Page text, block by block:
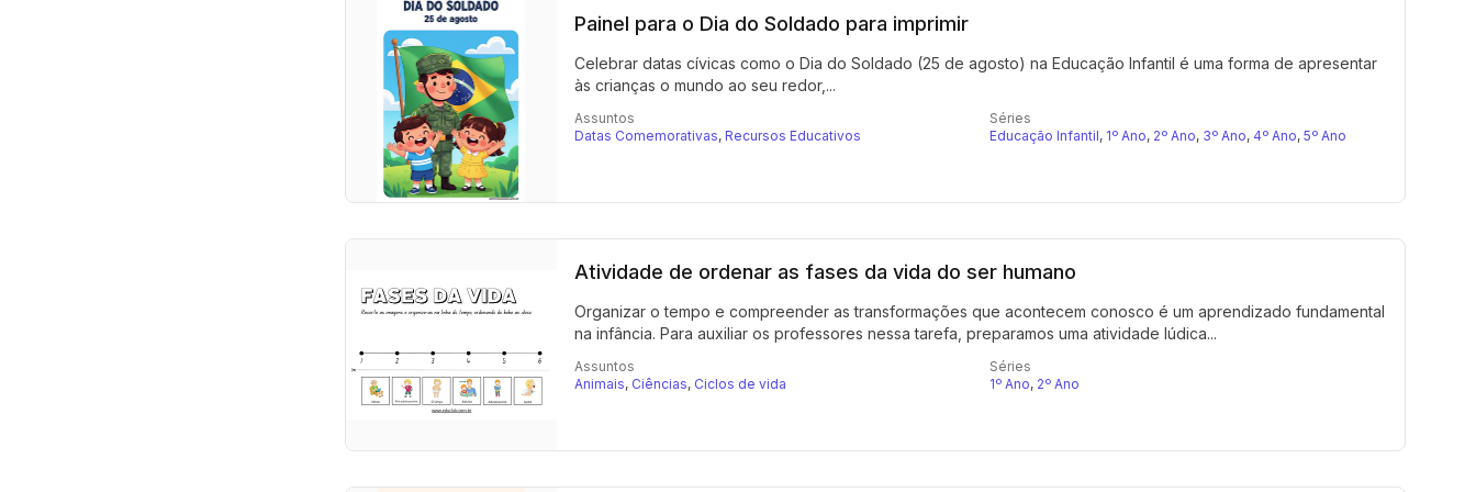
Painel para o Dia do Soldado para imprimir
Celebrar datas cívicas como o Dia do Soldado (25 de agosto) na Educação Infantil é uma forma de apresentar
às crianças o mundo ao seu redor,...
Assuntos
Datas Comemorativas, Recursos Educativos
Séries
Educação Infantil, 1º Ano, 2º Ano, 3º Ano, 4º Ano, 5º Ano
Atividade de ordenar as fases da vida do ser humano
Organizar o tempo e compreender as transformações que acontecem conosco é um aprendizado fundamental
na infância. Para auxiliar os professores nessa tarefa, preparamos uma atividade lúdica...
Assuntos
Animais, Ciências, Ciclos de vida
Séries
1º Ano, 2º Ano